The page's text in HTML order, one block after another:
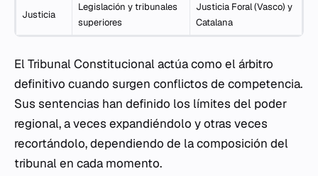
Justicia
Legislación y tribunales
superiores
Justicia Foral (Vasco) y
Catalana
El Tribunal Constitucional actúa como el árbitro
definitivo cuando surgen conflictos de competencia.
Sus sentencias han definido los límites del poder
regional, a veces expandiéndolo y otras veces
recortándolo, dependiendo de la composición del
tribunal en cada momento.